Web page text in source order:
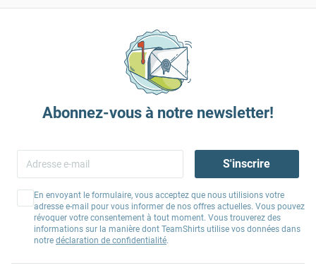
Abonnez-vous à notre newsletter!
S'inscrire
En envoyant le formulaire, vous acceptez que nous utilisions votre
adresse e-mail pour vous informer de nos offres actuelles. Vous pouvez
révoquer votre consentement à tout moment. Vous trouverez des
informations sur la manière dont TeamShirts utilise vos données dans
notre déclaration de confidentialité.